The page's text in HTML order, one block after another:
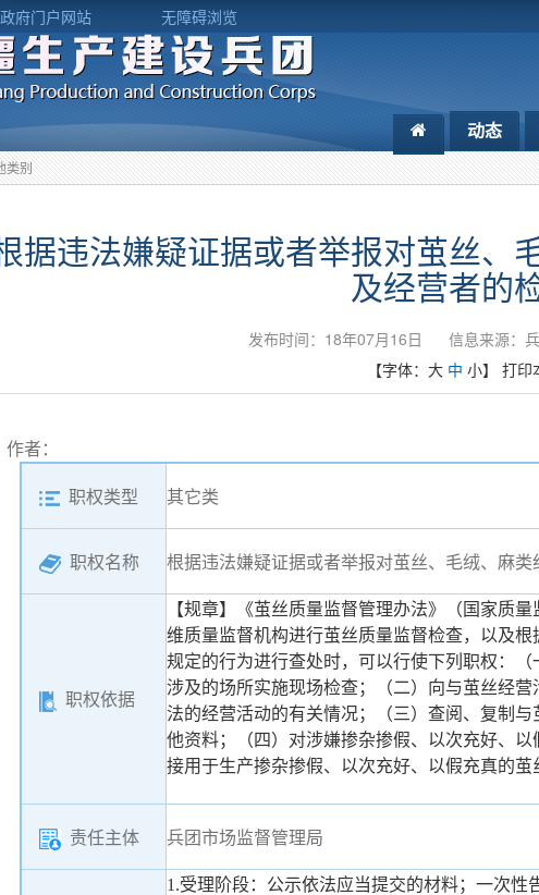
府门户网站 无障碍浏览
动态
类别
据违法嫌疑证据或者举报对茧丝、
及经营者的
发布时间：18年07月16日 信息来源：
【字体： 大 中 小】 打印
作者：
职权类型 其它类
职权名称 根据违法嫌疑证据或者举报对茧丝、毛绒、麻
职权依据
【规章】《茧丝质量监督管理办法》（国家质
维质量监督机构进行茧丝质量监督检查，以及
规定的行为进行查处时，可以行使下列职权：
涉及的场所实施现场检查；（二）向与茧丝经
法的经营活动的有关情况；（三）查阅、复制
他资料；（四）对涉嫌掺杂掺假、以次充好、
接用于生产掺杂掺假、以次充好、以假充真的
责任主体 兵团市场监督管理局
1.受理阶段：公示依法应当提交的材料；一次